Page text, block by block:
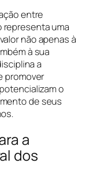
entre
representa uma
não apenas à
à sua
a
promover
o
de seus
a
dos